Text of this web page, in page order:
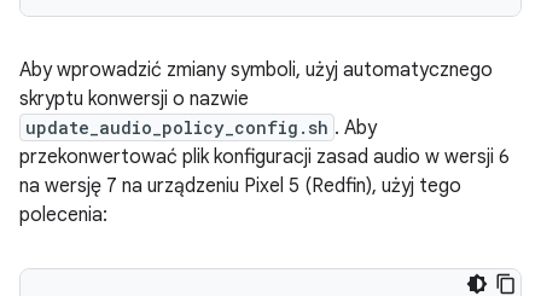
Aby wprowadzić zmiany symboli, użyj automatycznego
skryptu konwersji o nazwie
update_audio_policy_config.sh . Aby
przekonwertować plik konfiguracji zasad audio w wersji 6
na wersję 7 na urządzeniu Pixel 5 (Redfin), użyj tego
polecenia: